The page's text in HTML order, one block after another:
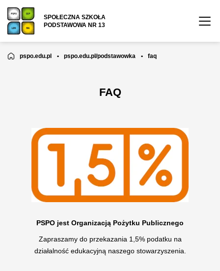
SPOŁECZNA SZKOŁA
PODSTAWOWA NR 13
pspo.edu.pl • pspo.edu.pl/podstawowka • faq
FAQ
PSPO jest Organizacją Pożytku Publicznego
Zapraszamy do przekazania 1,5% podatku na
działalność edukacyjną naszego stowarzyszenia.